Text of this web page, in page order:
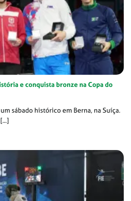
e conquista bronze na Copa do
sábado histórico em Berna, na Suíça.